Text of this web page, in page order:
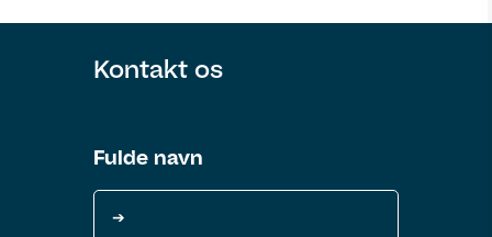
Kontakt os
Fulde navn
Fulde navn
Navn